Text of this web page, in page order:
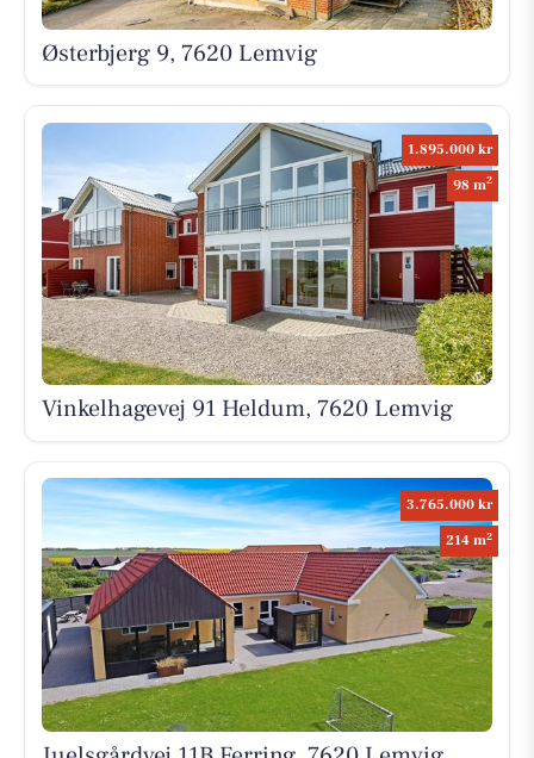
Østerbjerg 9, 7620 Lemvig
1.895.000 kr
98 m2
Vinkelhagevej 91 Heldum, 7620 Lemvig
3.765.000 kr
214 m2